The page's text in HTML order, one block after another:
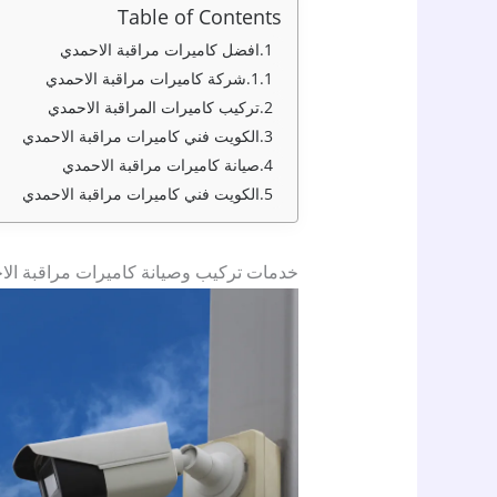
Table of Contents
افضل كاميرات مراقبة الاحمدي
شركة كاميرات مراقبة الاحمدي
تركيب كاميرات المراقبة الاحمدي
الكويت فني كاميرات مراقبة الاحمدي
صيانة كاميرات مراقبة الاحمدي
الكويت فني كاميرات مراقبة الاحمدي
خدمات تركيب وصيانة كاميرات مراقبة